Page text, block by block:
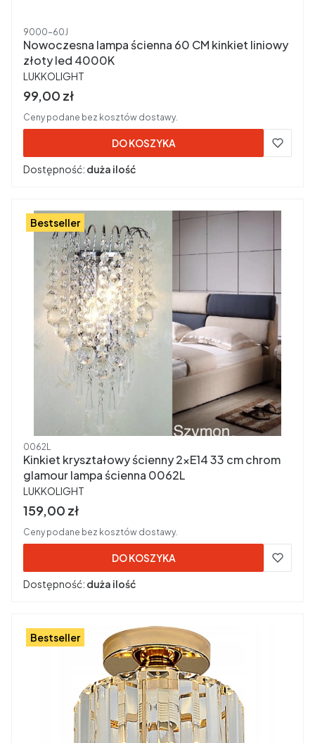
Kod produktu
9000-60J
Nowoczesna lampa ścienna 60 CM kinkiet liniowy
złoty led 4000K
PRODUCENT
LUKKOLIGHT
Cena brutto
99,00 zł
Ceny podane bez kosztów dostawy.
DO KOSZYKA
Dostępność: duża ilość
Bestseller
Kod produktu
0062L
Kinkiet kryształowy ścienny 2xE14 33 cm chrom
glamour lampa ścienna 0062L
PRODUCENT
LUKKOLIGHT
Cena brutto
159,00 zł
Ceny podane bez kosztów dostawy.
DO KOSZYKA
Dostępność: duża ilość
Bestseller